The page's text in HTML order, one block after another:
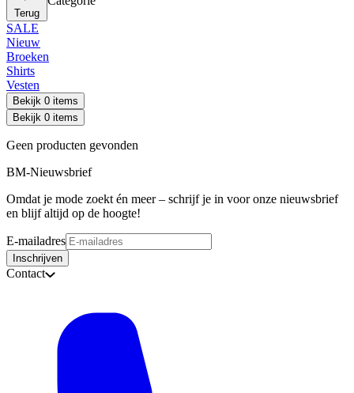
Terug
SALE
Nieuw
Broeken
Shirts
Vesten
Bekijk 0 items
Bekijk 0 items
Geen producten gevonden
BM-Nieuwsbrief
Omdat je mode zoekt én meer – schrijf je in voor onze nieuwsbrief
en blijf altijd op de hoogte!
E-mailadres
Inschrijven
Contact